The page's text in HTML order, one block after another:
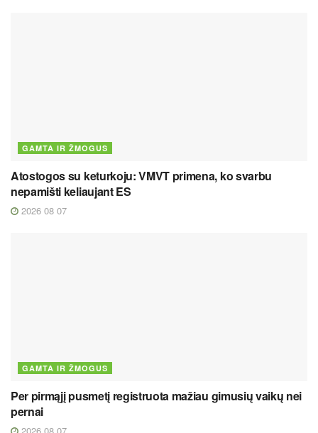
GAMTA IR ŽMOGUS
Atostogos su keturkoju: VMVT primena, ko svarbu
nepamišti keliaujant ES
2026 08 07
GAMTA IR ŽMOGUS
Per pirmąjį pusmetį registruota mažiau gimusių vaikų nei
pernai